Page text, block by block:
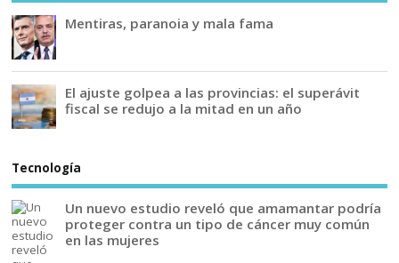
Mentiras, paranoia y mala fama
El ajuste golpea a las provincias: el superávit
fiscal se redujo a la mitad en un año
Tecnología
Un nuevo estudio reveló que amamantar podría
proteger contra un tipo de cáncer muy común
en las mujeres